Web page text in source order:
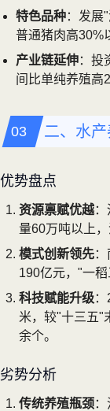
特色品种：发展
普通猪肉高30%
产业链延伸：投
间比单纯养殖高
二、水
优势盘点
资源禀赋优越
量60万吨以上
模式创新领先
190亿元，"一稻
科技赋能升级
米，较"十三五"
余个。
劣势分析
传统养殖瓶颈